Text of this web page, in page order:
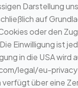
Darstellung
auf
oder den
Einwilligung ist
in die USA wird
legal/eu-
über eine